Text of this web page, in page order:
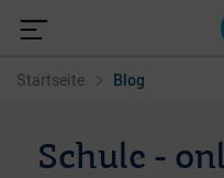
Startseite Blog
Schule -